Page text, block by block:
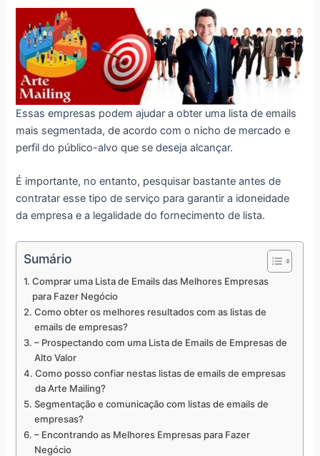
Essas empresas podem ajudar a obter uma lista de emails
mais segmentada, de acordo com o nicho de mercado e
perfil do público-alvo que se deseja alcançar.
É importante, no entanto, pesquisar bastante antes de
contratar esse tipo de serviço para garantir a idoneidade
da empresa e a legalidade do fornecimento de lista.
Sumário
Comprar uma Lista de Emails das Melhores Empresas
para Fazer Negócio
Como obter os melhores resultados com as listas de
emails de empresas?
– Prospectando com uma Lista de Emails de Empresas de
Alto Valor
Como posso confiar nestas listas de emails de empresas
da Arte Mailing?
Segmentação e comunicação com listas de emails de
empresas?
– Encontrando as Melhores Empresas para Fazer
Negócio